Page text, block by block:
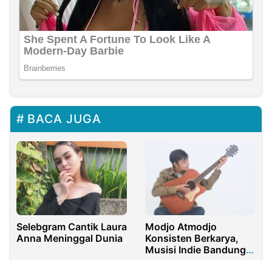
BACA JUGA
Selebgram Cantik Laura
Anna Meninggal Dunia
Modjo Atmodjo
Konsisten Berkarya,
Musisi Indie Bandung